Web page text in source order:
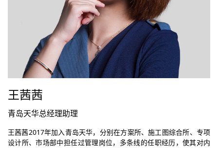
王茜茜
青岛天华总经理助理
王茜茜2017年加入青岛天华，分别在方案所、施工图综合所、专项
设计所、市场部中担任过管理岗位，多条线的任职经历，使其对内